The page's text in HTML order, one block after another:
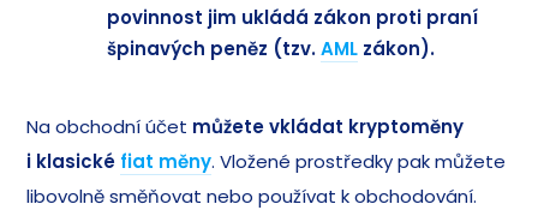
povinnost jim ukládá zákon proti praní
špinavých peněz (tzv.AML zákon).
Na obchodní účet můžete vkládat kryptoměny
i klasické fiat měny. Vložené prostředky pak můžete
libovolně směňovat nebo používat k obchodování.